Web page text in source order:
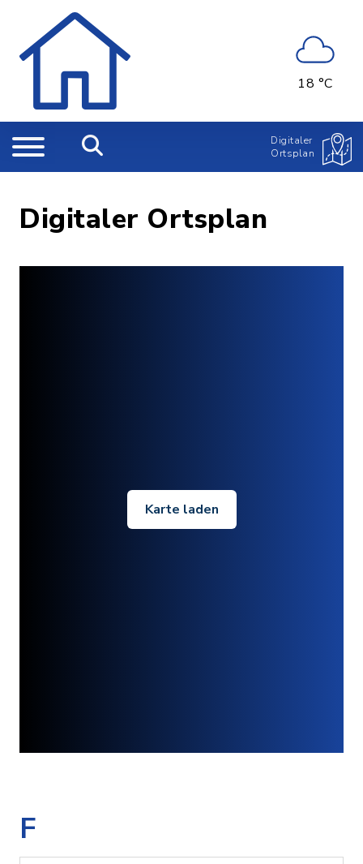
18 °C
Digitaler
Ortsplan
Digitaler Ortsplan
Karte laden
F